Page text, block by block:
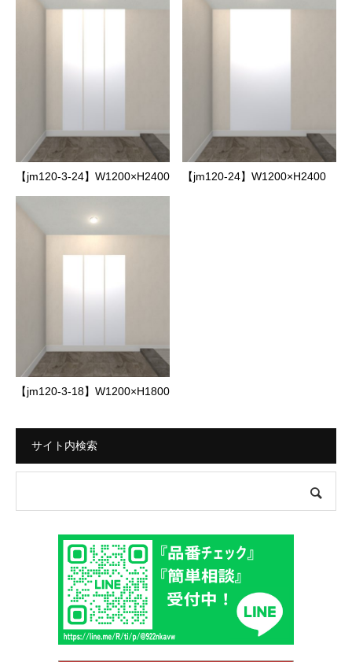
【jm120-3-24】W1200×H2400 【jm120-24】W1200×H2400
【jm120-3-18】W1200×H1800
サイト内検索